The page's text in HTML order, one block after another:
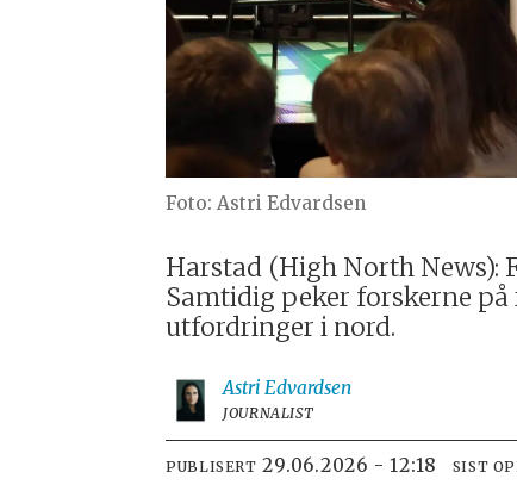
Astri Edvardsen
Harstad (High North News):
Samtidig peker forskerne
utfordringer i nord.
Astri Edvardsen
JOURNALIST
PUBLISERT 29.06.2026 - 12:18 SIST